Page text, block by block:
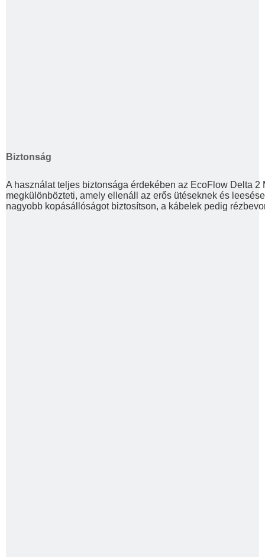
Biztonság
A használat teljes biztonsága érdekében az EcoFlow Delta
megkülönbözteti, amely ellenáll az erős ütéseknek és
nagyobb kopásállóságot biztosítson, a kábelek pedig